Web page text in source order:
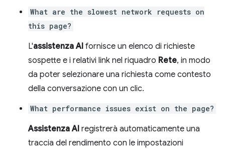
What are the slowest network requests on
this page?
L'assistenza AI fornisce un elenco di richieste
sospette e i relativi link nel riquadro Rete, in modo
da poter selezionare una richiesta come contesto
della conversazione con un clic.
What performance issues exist on the page?
Assistenza AI registrerà automaticamente una
traccia del rendimento con le impostazioni